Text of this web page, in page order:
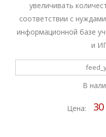
увеличивать
соответствии с
информационной базе
и
В
Цена: